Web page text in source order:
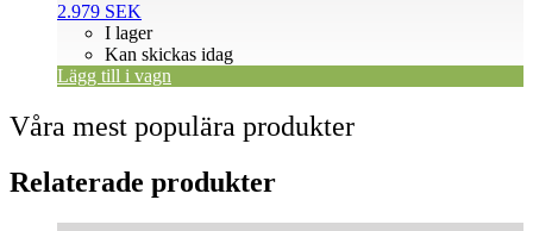
2.979 SEK
I lager
Kan skickas idag
Lägg till i vagn
Våra mest populära produkter
Relaterade produkter